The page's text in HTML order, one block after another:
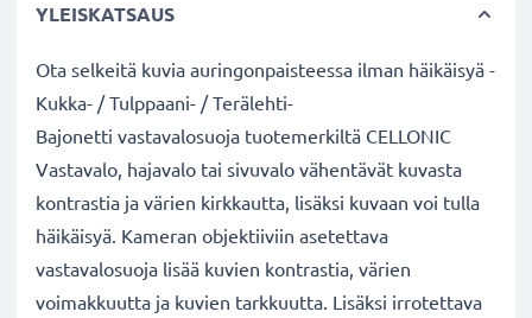
YLEISKATSAUS
Ota selkeitä kuvia auringonpaisteessa ilman häikäisyä -
Kukka- / Tulppaani- / Terälehti-
Bajonetti vastavalosuoja tuotemerkiltä CELLONIC
Vastavalo, hajavalo tai sivuvalo vähentävät kuvasta
kontrastia ja värien kirkkautta, lisäksi kuvaan voi tulla
häikäisyä. Kameran objektiiviin asetettava
vastavalosuoja lisää kuvien kontrastia, värien
voimakkuutta ja kuvien tarkkuutta. Lisäksi irrotettava